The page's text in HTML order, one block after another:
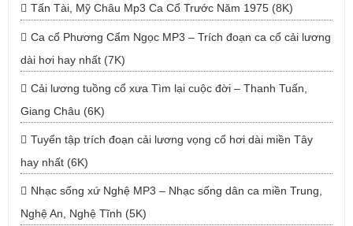
Tấn Tài, Mỹ Châu Mp3 Ca Cổ Trước Năm 1975 (8K)
Ca cổ Phương Cẩm Ngọc MP3 – Trích đoạn ca cổ cải lương
dài hơi hay nhất (7K)
Cải lương tuồng cổ xưa Tìm lại cuộc đời – Thanh Tuấn,
Giang Châu (6K)
Tuyển tập trích đoạn cải lương vọng cổ hơi dài miền Tây
hay nhất (6K)
Nhạc sống xứ Nghệ MP3 – Nhạc sống dân ca miền Trung,
Nghệ An, Nghệ Tĩnh (5K)